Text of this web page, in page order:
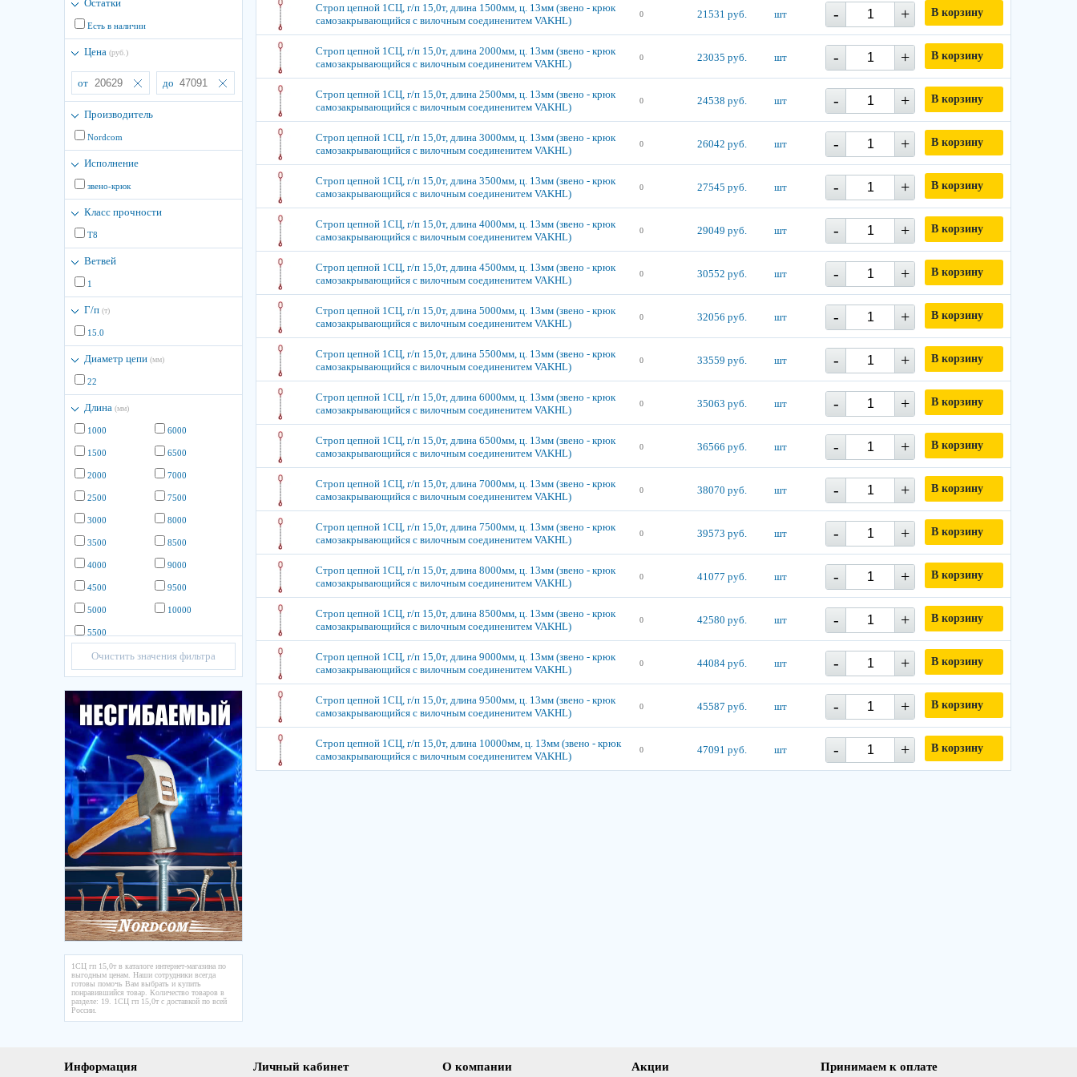
Остатки
Есть в наличии
Цена (руб.)
от до
Производитель
Nordcom
Исполнение
звено-крюк
Класс прочности
Т8
Ветвей
1
Г/п (т)
15.0
Диаметр цепи (мм)
22
Длина (мм)
1000
1500
2000
2500
3000
3500
4000
4500
5000
5500
6000
6500
7000
7500
8000
8500
9000
9500
10000
Очистить значения фильтра
1СЦ гп 15,0т в каталоге интернет-магазина по
выгодным ценам. Наши сотрудники всегда
готовы помочь Вам выбрать и купить
понравившийся товар. Количество товаров в
разделе: 19. 1СЦ гп 15,0т с доставкой по всей
России.
Строп цепной 1СЦ, г/п 15,0т, длина 1500мм, ц. 13мм (звено - крюк
самозакрывающийся с вилочным соединенитем VAKHL)
0 21531 руб. шт - + В корзину
Строп цепной 1СЦ, г/п 15,0т, длина 2000мм, ц. 13мм (звено - крюк
самозакрывающийся с вилочным соединенитем VAKHL)
0 23035 руб. шт - + В корзину
Строп цепной 1СЦ, г/п 15,0т, длина 2500мм, ц. 13мм (звено - крюк
самозакрывающийся с вилочным соединенитем VAKHL)
0 24538 руб. шт - + В корзину
Строп цепной 1СЦ, г/п 15,0т, длина 3000мм, ц. 13мм (звено - крюк
самозакрывающийся с вилочным соединенитем VAKHL)
0 26042 руб. шт - + В корзину
Строп цепной 1СЦ, г/п 15,0т, длина 3500мм, ц. 13мм (звено - крюк
самозакрывающийся с вилочным соединенитем VAKHL)
0 27545 руб. шт - + В корзину
Строп цепной 1СЦ, г/п 15,0т, длина 4000мм, ц. 13мм (звено - крюк
самозакрывающийся с вилочным соединенитем VAKHL)
0 29049 руб. шт - + В корзину
Строп цепной 1СЦ, г/п 15,0т, длина 4500мм, ц. 13мм (звено - крюк
самозакрывающийся с вилочным соединенитем VAKHL)
0 30552 руб. шт - + В корзину
Строп цепной 1СЦ, г/п 15,0т, длина 5000мм, ц. 13мм (звено - крюк
самозакрывающийся с вилочным соединенитем VAKHL)
0 32056 руб. шт - + В корзину
Строп цепной 1СЦ, г/п 15,0т, длина 5500мм, ц. 13мм (звено - крюк
самозакрывающийся с вилочным соединенитем VAKHL)
0 33559 руб. шт - + В корзину
Строп цепной 1СЦ, г/п 15,0т, длина 6000мм, ц. 13мм (звено - крюк
самозакрывающийся с вилочным соединенитем VAKHL)
0 35063 руб. шт - + В корзину
Строп цепной 1СЦ, г/п 15,0т, длина 6500мм, ц. 13мм (звено - крюк
самозакрывающийся с вилочным соединенитем VAKHL)
0 36566 руб. шт - + В корзину
Строп цепной 1СЦ, г/п 15,0т, длина 7000мм, ц. 13мм (звено - крюк
самозакрывающийся с вилочным соединенитем VAKHL)
0 38070 руб. шт - + В корзину
Строп цепной 1СЦ, г/п 15,0т, длина 7500мм, ц. 13мм (звено - крюк
самозакрывающийся с вилочным соединенитем VAKHL)
0 39573 руб. шт - + В корзину
Строп цепной 1СЦ, г/п 15,0т, длина 8000мм, ц. 13мм (звено - крюк
самозакрывающийся с вилочным соединенитем VAKHL)
0 41077 руб. шт - + В корзину
Строп цепной 1СЦ, г/п 15,0т, длина 8500мм, ц. 13мм (звено - крюк
самозакрывающийся с вилочным соединенитем VAKHL)
0 42580 руб. шт - + В корзину
Строп цепной 1СЦ, г/п 15,0т, длина 9000мм, ц. 13мм (звено - крюк
самозакрывающийся с вилочным соединенитем VAKHL)
0 44084 руб. шт - + В корзину
Строп цепной 1СЦ, г/п 15,0т, длина 9500мм, ц. 13мм (звено - крюк
самозакрывающийся с вилочным соединенитем VAKHL)
0 45587 руб. шт - + В корзину
Строп цепной 1СЦ, г/п 15,0т, длина 10000мм, ц. 13мм (звено - крюк
самозакрывающийся с вилочным соединенитем VAKHL)
0 47091 руб. шт - + В корзину
Информация Личный кабинет О компании Акции Принимаем к оплате